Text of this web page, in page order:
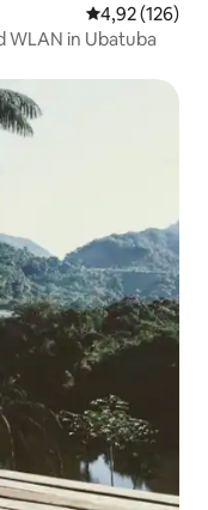
4,92 (126)
WLAN in Ubatuba